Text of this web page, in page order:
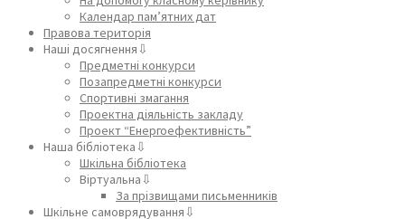
Календар пам’ятних дат
Правова територія
Наші досягнення⇩
Предметні конкурси
Позапредметні конкурси
Спортивні змагання
Проектна діяльність закладу
Проект “Енергоефективність”
Наша бібліотека⇩
Шкільна бібліотека
Віртуальна⇩
За прізвищами письменників
Шкільне самоврядування⇩